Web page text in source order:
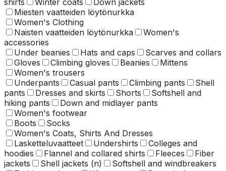
shirts
Winter coats
Down jackets
Miesten vaatteiden löytönurkka
Women's Clothing
Naisten vaatteiden löytönurkka
Women's
accessories
Under beanies
Hats and caps
Scarves and collars
Gloves
Climbing gloves Beanies
Mittens
Women's trousers
Underpants
Casual pants Climbing pants
Shell
pants
Dresses and skirts Shorts
Softshell and
hiking pants
Down and midlayer pants
Women's footwear
Boots
Socks
Women's Coats, Shirts And Dresses
Lasketteluvaatteet
Undershirts
Colleges and
hoodies
Flannel and collared shirts Fleeces
Fiber
jackets
Shell jackets (n)
Softshell and windbreakers